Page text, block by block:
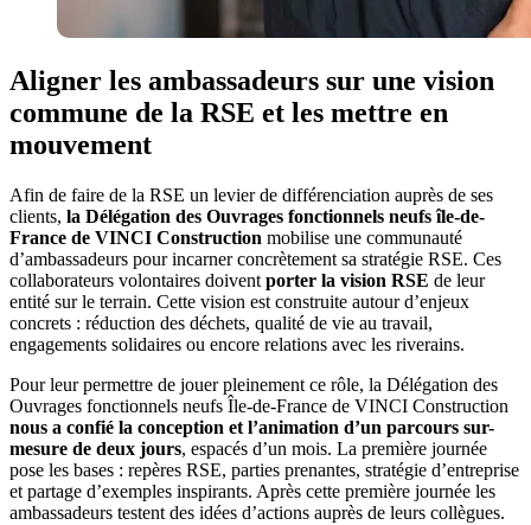
Aligner les ambassadeurs sur une vision
commune de la RSE et les mettre en
mouvement
Afin de faire de la RSE un levier de différenciation auprès de ses
clients, la Délégation des Ouvrages fonctionnels neufs île-de-
France de VINCI Construction mobilise une communauté
d’ambassadeurs pour incarner concrètement sa stratégie RSE. Ces
collaborateurs volontaires doivent porter la vision RSE de leur
entité sur le terrain. Cette vision est construite autour d’enjeux
concrets : réduction des déchets, qualité de vie au travail,
engagements solidaires ou encore relations avec les riverains.
Pour leur permettre de jouer pleinement ce rôle, la Délégation des
Ouvrages fonctionnels neufs Île-de-France de VINCI Construction
nous a confié la conception et l’animation d’un parcours sur-
mesure de deux jours, espacés d’un mois. La première journée
pose les bases : repères RSE, parties prenantes, stratégie d’entreprise
et partage d’exemples inspirants. Après cette première journée les
ambassadeurs testent des idées d’actions auprès de leurs collègues.